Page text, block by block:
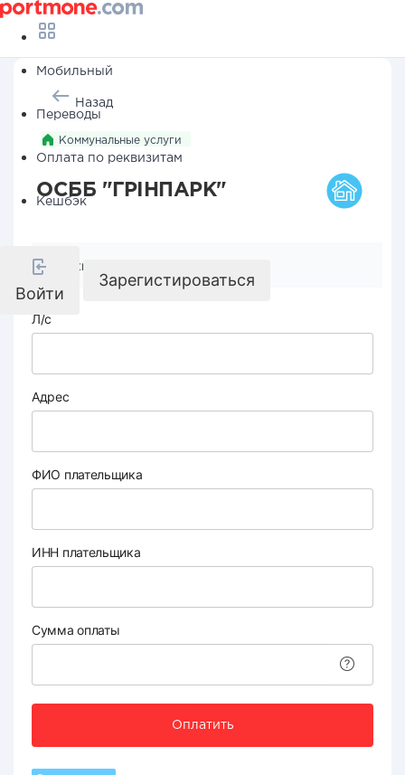
Мобильный
Переводы
Оплата по реквизитам
Кешбэк
Войти
Зарегистироваться
Назад
Коммунальные услуги
ОСББ "ГРІНПАРК"
Реквизиты компании
Л/с
Адрес
ФИО плательщика
ИНН плательщика
Сумма оплаты
Оплатить